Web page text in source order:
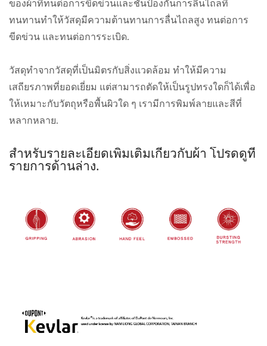
ของผ้าที่ทนต่อการขีดข่วนและชั้นป้องกันการลื่นไถลที่
ทนทานทำให้วัสดุมีความต้านทานการลื่นไถลสูง ทนต่อการ
ขีดข่วน และทนต่อการระเบิด.
วัสดุทำจากวัสดุที่เป็นมิตรกับสิ่งแวดล้อม ทำให้มีความ
เสถียรภาพที่ยอดเยี่ยม แต่สามารถตัดให้เป็นรูปทรงใดก็ได้เพื่อ
ให้เหมาะกับวัตถุหรือพื้นผิวใด ๆ เรามีการพิมพ์ลายและสีที่
หลากหลาย.
สำหรับรายละเอียดเพิ่มเติมเกี่ยวกับผ้า โปรดดูที่
รายการด้านล่าง.